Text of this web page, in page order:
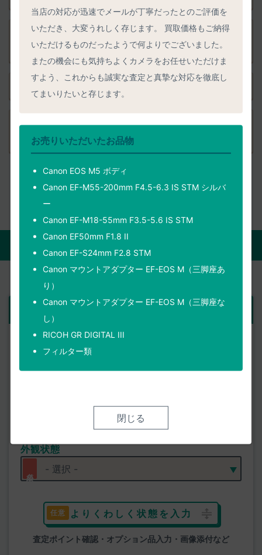
当店の対応が迅速でメールが丁寧だったとのご評価を
いただき、大変うれしく存じます。 買取価格もご納得
いただけるものだったようで何よりでございました。
またの機会にも気持ちよくカメラをお任せいただけま
すよう、これからも誠実な査定と真摯な対応を徹底し
てまいりたいと存じます。
お売りいただいたお品物
Canon EOS M5 ボディ
Canon EF-M55-200mm F4.5-6.3 IS STM シルバ
ー
Canon EF-M18-55mm F3.5-5.6 IS STM
Canon EF50mm F1.8 II
Canon EF-S24mm F2.8 STM
Canon マウントアダプター EF-EOS M（三脚座あ
り）
Canon マウントアダプター EF-EOS M（三脚座な
し）
RICOH GR DIGITAL III
フィルター類
閉じる
品物発送後のキャンセルはできますか？ 送料負担や返送時
期は？
事前査定を依頼した後の手続きに迷うことはありません
か？
ご依頼品
製品名
外観状態
よりくわしく状態を入力
査定ポイント確認・オプション品入力・画像添付など